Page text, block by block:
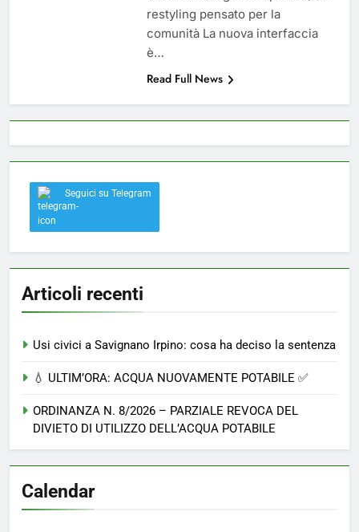
messaggio sui cellulari anche a
Savignano
2 Anni Ago
restyling pensato per la
comunità La nuova interfaccia
è…
Read Full News
Seguici su Telegram
Articoli recenti
Usi civici a Savignano Irpino: cosa ha deciso la sentenza
💧 ULTIM’ORA: ACQUA NUOVAMENTE POTABILE ✅
ORDINANZA N. 8/2026 – PARZIALE REVOCA DEL
DIVIETO DI UTILIZZO DELL’ACQUA POTABILE
Calendar